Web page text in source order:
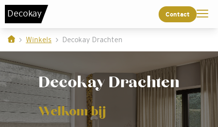
Decokay Contact
Winkels Decokay Drachten
Decokay Drachten
Welkom bij